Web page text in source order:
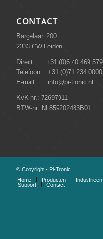
CONTACT
Bargelaan 200
2333 CW Leiden
Direct: +31 (0)6 40 469 579
Telefoon: +31 (0)71 234 0000
E-mail: info@pi-tronic.nl
KvK-nr.: 72697911
BTW-nr: NL859202483B01
© Copyright - Pi-Tronic
Home
Producten Industrieën
Support
Contact